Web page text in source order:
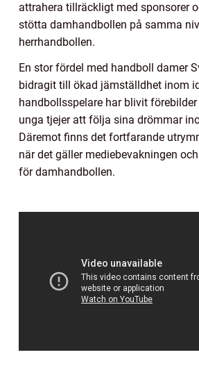
attrahera tillräckligt med sponsorer
stötta damhandbollen på samma
herrhandbollen.
En stor fördel med handboll damer
bidragit till ökad jämställdhet inom
handbollsspelare har blivit
unga tjejer att följa sina drömmar
Däremot finns det fortfarande
när det gäller mediebevakningen
för damhandbollen.